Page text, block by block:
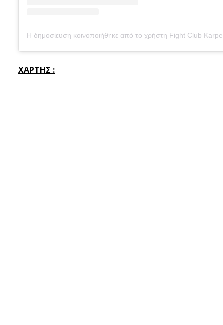
ΧΑΡΤΗΣ :